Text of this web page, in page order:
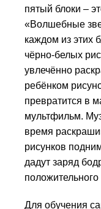
пятый блоки –
«Волшебные
каждом из этих
чёрно-белых
увлечённо
ребёнком
превратится в
мульт­фильм.
время
рисунков
дадут заряд
Для обучения